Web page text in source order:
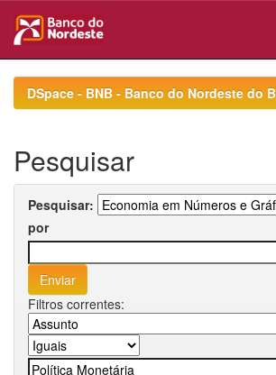
navigationDSpace - BNB - Banco do Nordeste do
Pesquisar
Pesquisar:
por
Filtros correntes: